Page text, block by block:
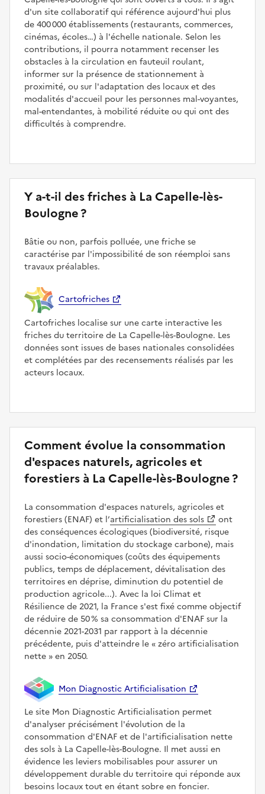
d'un site collaboratif qui référence aujourd'hui plus
de 400 000 établissements (restaurants, commerces,
cinémas, écoles…) à l'échelle nationale. Selon les
contributions, il pourra notamment recenser les
obstacles à la circulation en fauteuil roulant,
informer sur la présence de stationnement à
proximité, ou sur l'adaptation des locaux et des
modalités d'accueil pour les personnes mal-voyantes,
mal-entendantes, à mobilité réduite ou qui ont des
difficultés à comprendre.
Y a-t-il des friches à La Capelle-lès-
Boulogne ?
Bâtie ou non, parfois polluée, une friche se
caractérise par l'impossibilité de son réemploi sans
travaux préalables.
Cartofriches
Cartofriches localise sur une carte interactive les
friches du territoire de La Capelle-lès-Boulogne. Les
données sont issues de bases nationales consolidées
et complétées par des recensements réalisés par les
acteurs locaux.
Comment évolue la consommation
d'espaces naturels, agricoles et
forestiers à La Capelle-lès-Boulogne ?
La consommation d'espaces naturels, agricoles et
forestiers (ENAF) et l’artificialisation des sols
ont
des conséquences écologiques (biodiversité, risque
d'inondation, limitation du stockage carbone), mais
aussi socio-économiques (coûts des équipements
publics, temps de déplacement, dévitalisation des
territoires en déprise, diminution du potentiel de
production agricole...). Avec la loi Climat et
Résilience de 2021, la France s'est fixé comme objectif
de réduire de 50 % sa consommation d'ENAF sur la
décennie 2021-2031 par rapport à la décennie
précédente, puis d'atteindre le
zéro artificialisation
nette
en 2050.
Mon Diagnostic Artificialisation
Le site Mon Diagnostic Artificialisation permet
d'analyser précisément l'évolution de la
consommation d'ENAF et de l'artificialisation nette
des sols à La Capelle-lès-Boulogne. Il met aussi en
évidence les leviers mobilisables pour assurer un
développement durable du territoire qui réponde aux
besoins locaux tout en étant sobre en foncier.